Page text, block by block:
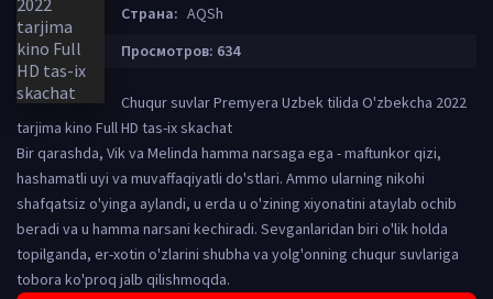
Страна: AQSh
Просмотров: 634
Chuqur suvlar Premyera Uzbek tilida O'zbekcha 2022
tarjima kino Full HD tas-ix skachat
Bir qarashda, Vik va Melinda hamma narsaga ega - maftunkor qizi,
hashamatli uyi va muvaffaqiyatli do'stlari. Ammo ularning nikohi
shafqatsiz o'yinga aylandi, u erda u o'zining xiyonatini ataylab ochib
beradi va u hamma narsani kechiradi. Sevganlaridan biri o'lik holda
topilganda, er-xotin o'zlarini shubha va yolg'onning chuqur suvlariga
tobora ko'proq jalb qilishmoqda.